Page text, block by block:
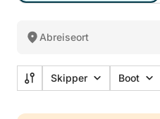
Abreiseort
Skipper Boot